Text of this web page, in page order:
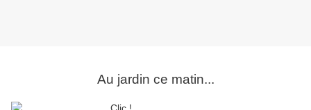
Au jardin ce matin...